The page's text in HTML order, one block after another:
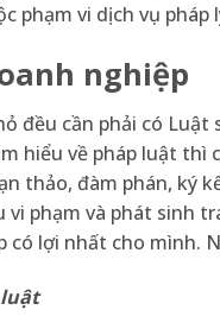
phạm vi dịch vụ pháp
nghiệp
đều cần phải có
hiểu về pháp luật
thảo, đàm phán, ký
phạm và phát sinh
lợi nhất cho mình.